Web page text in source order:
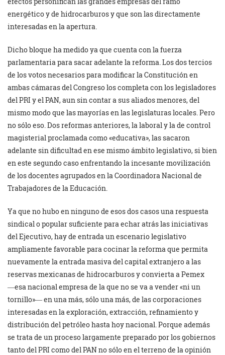
energético y de hidrocarburos y que son las directamente
interesadas en la apertura.
Dicho bloque ha medido ya que cuenta con la fuerza
parlamentaria para sacar adelante la reforma. Los dos tercios
de los votos necesarios para modificar la Constitución en
ambas cámaras del Congreso los completa con los legisladores
del PRI y el PAN, aun sin contar a sus aliados menores, del
mismo modo que las mayorías en las legislaturas locales. Pero
no sólo eso. Dos reformas anteriores, la laboral y la de control
magisterial proclamada como «educativa», las sacaron
adelante sin dificultad en ese mismo ámbito legislativo, si bien
en este segundo caso enfrentando la incesante movilización
de los docentes agrupados en la Coordinadora Nacional de
Trabajadores de la Educación.
Ya que no hubo en ninguno de esos dos casos una respuesta
sindical o popular suficiente para echar atrás las iniciativas
del Ejecutivo, hay de entrada un escenario legislativo
ampliamente favorable para cocinar la reforma que permita
nuevamente la entrada masiva del capital extranjero a las
reservas mexicanas de hidrocarburos y convierta a Pemex
―esa nacional empresa de la que no se va a vender «ni un
tornillo»― en una más, sólo una más, de las corporaciones
interesadas en la exploración, extracción, refinamiento y
distribución del petróleo hasta hoy nacional. Porque además
se trata de un proceso largamente preparado por los gobiernos
tanto del PRI como del PAN no sólo en el terreno de la opinión